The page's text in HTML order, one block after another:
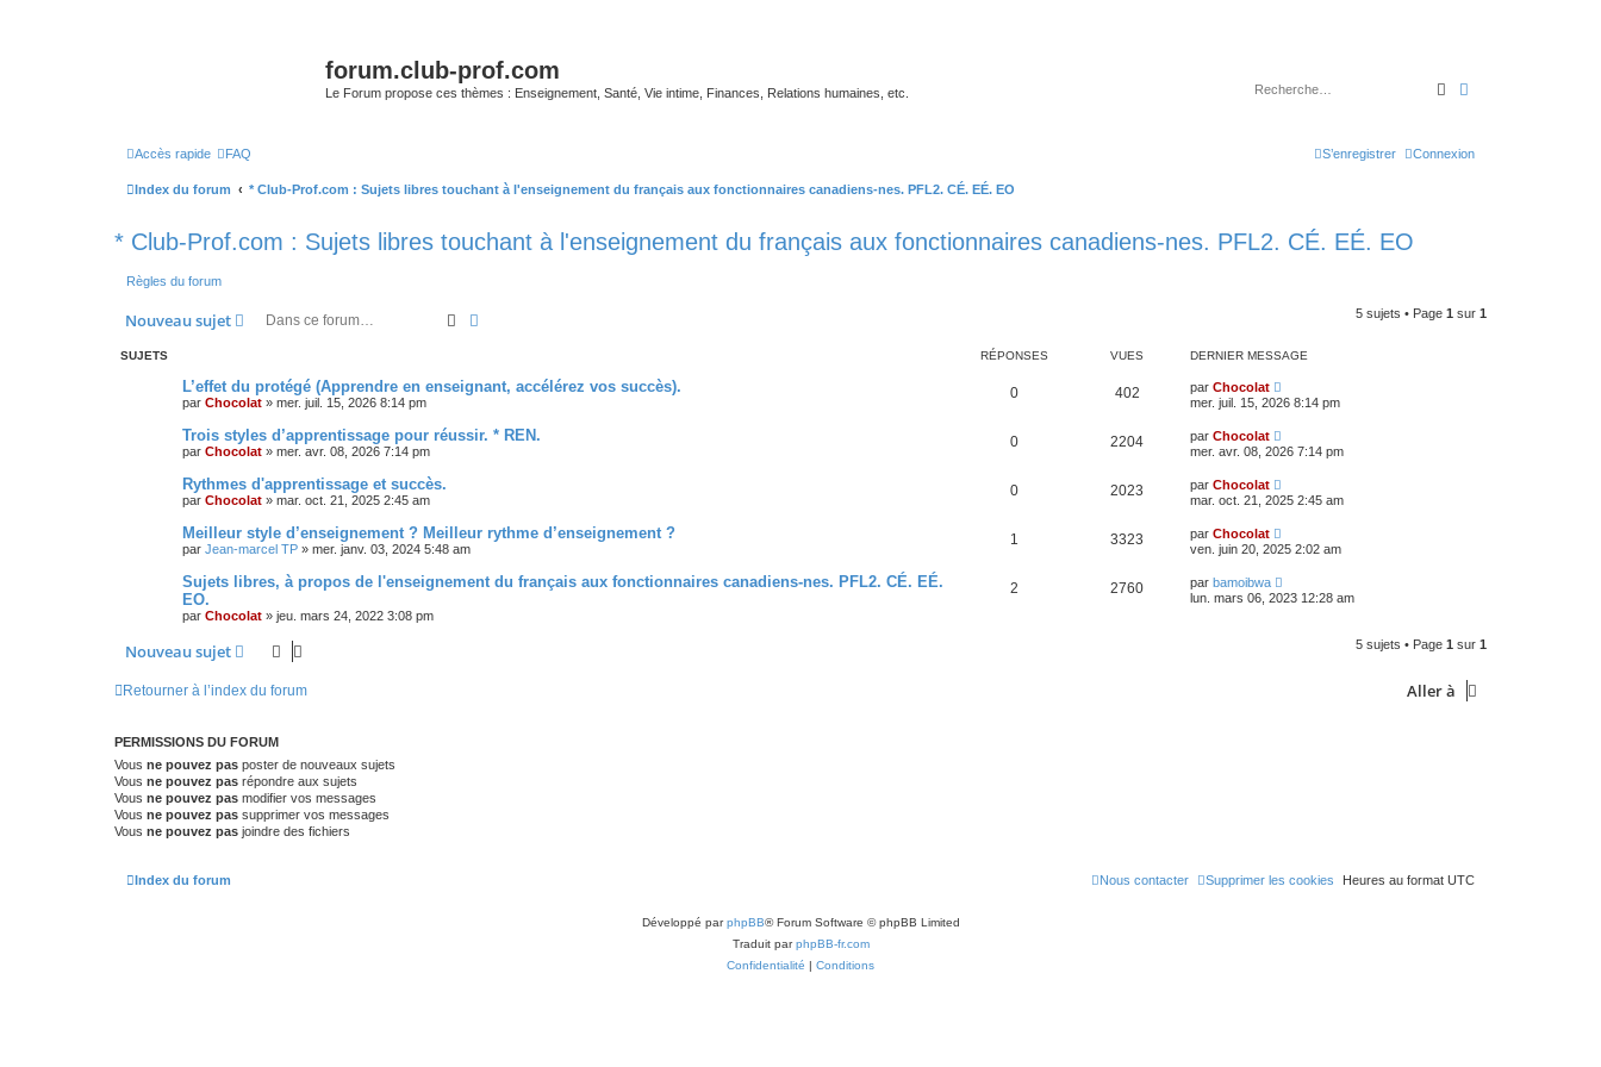
forum.club-prof.com
Le Forum propose ces thèmes : Enseignement, Santé, Vie intime, Finances, Relations humaines, etc. Rechercher
Accès rapide FAQ Connexion
S’enregistrer
Index du forum * Club-Prof.com : Sujets libres touchant à l'enseignement du français aux fonctionnaires canadiens-nes. PFL2. CÉ. EÉ. EO
* Club-Prof.com : Sujets libres touchant à l'enseignement du français aux fonctionnaires canadiens-nes. PFL2. CÉ. EÉ. EO
Règles du forum
Nouveau sujet Rechercher 5 sujets • Page 1 sur 1
SUJETS RÉPONSES VUES DERNIER MESSAGE
L’effet du protégé (Apprendre en enseignant, accélérez vos succès).
par Chocolat » mer. juil. 15, 2026 8:14 pm
0 402 par Chocolat
mer. juil. 15, 2026 8:14 pm
Trois styles d’apprentissage pour réussir. * REN.
par Chocolat » mer. avr. 08, 2026 7:14 pm
0 2204 par Chocolat
mer. avr. 08, 2026 7:14 pm
Rythmes d'apprentissage et succès.
par Chocolat » mar. oct. 21, 2025 2:45 am
0 2023 par Chocolat
mar. oct. 21, 2025 2:45 am
Meilleur style d’enseignement ? Meilleur rythme d’enseignement ?
par Jean-marcel TP » mer. janv. 03, 2024 5:48 am
1 3323 par Chocolat
ven. juin 20, 2025 2:02 am
Sujets libres, à propos de l'enseignement du français aux fonctionnaires canadiens-nes. PFL2. CÉ. EÉ.
EO.
par Chocolat » jeu. mars 24, 2022 3:08 pm
2 2760 par bamoibwa
lun. mars 06, 2023 12:28 am
Nouveau sujet 5 sujets • Page 1 sur 1
Retourner à l’index du forum Aller à
PERMISSIONS DU FORUM
Vous ne pouvez pas poster de nouveaux sujets
Vous ne pouvez pas répondre aux sujets
Vous ne pouvez pas modifier vos messages
Vous ne pouvez pas supprimer vos messages
Vous ne pouvez pas joindre des fichiers
Index du forum Heures au format UTC
Supprimer les cookies
Nous contacter
Développé parphpBB® Forum Software © phpBB Limited
Traduit parphpBB-fr.com
Confidentialité | Conditions